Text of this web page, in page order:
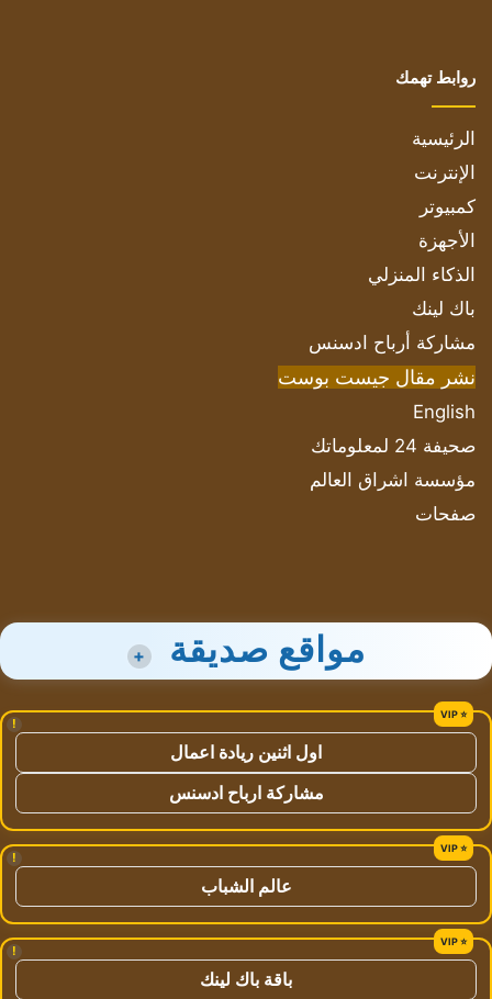
روابط تهمك
الرئيسية
الإنترنت
كمبيوتر
الأجهزة
الذكاء المنزلي
باك لينك
مشاركة أرباح ادسنس
نشر مقال جيست بوست
English
صحيفة 24 لمعلوماتك
مؤسسة اشراق العالم
صفحات
مواقع صديقة +
!
اول اثنين ريادة اعمال
مشاركة ارباح ادسنس
!
عالم الشباب
!
باقة باك لينك